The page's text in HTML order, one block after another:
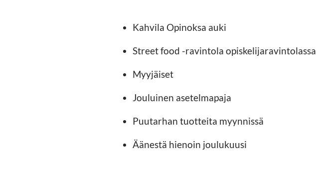
Kahvila Opinoksa auki
Street food -ravintola opiskelijaravintolassa
Myyjäiset
Jouluinen asetelmapaja
Puutarhan tuotteita myynnissä
Äänestä hienoin joulukuusi